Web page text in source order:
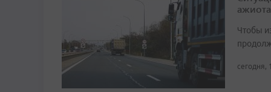
Чтобы
сегодня,